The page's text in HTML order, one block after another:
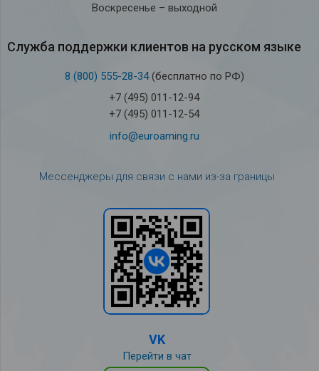
Воскресенье – выходной
Служба под­держки кли­ен­тов на рус­ском языке
8 (800) 555-28-34(бесплатно по РФ)
+7 (495) 011-12-94
+7 (495) 011-12-54
info@euroaming.ru
Мессенджеры для связи с нами из-за границы
VK
Перейти в чат